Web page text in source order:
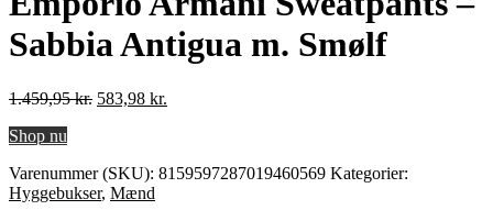
Sabbia Antigua m. Smølf
1.459,95kr. Den
1.459,95 kr..
583,98 kr.
583,98 kr..
Shop nu
Varenummer (SKU): 8159597287019460569 Kategorier:
Hyggebukser, Mænd